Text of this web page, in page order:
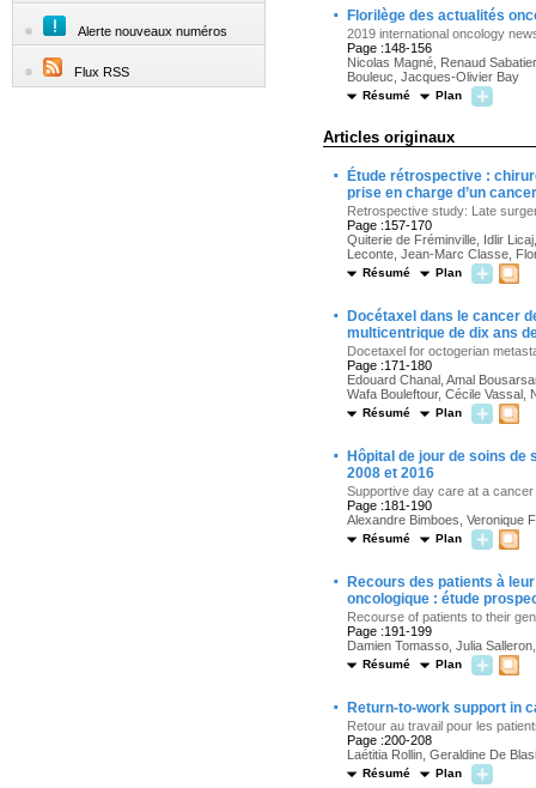
Alerte nouveaux numéros
Flux RSS
· Florilège des actualités
2019 international oncology
Page :148-156
Nicolas Magné, Renaud
Bouleuc, Jacques-Olivier Bay
Résumé Plan
Articles originaux
·
Étude rétrospective :
prise en charge d’un
Retrospective study: Late
Page :157-170
Quiterie de Fréminville, Idlir
Leconte, Jean-Marc Classe,
Résumé Plan
·
Docétaxel dans le cancer
multicentrique de dix ans
Docetaxel for octogerian
Page :171-180
Edouard Chanal, Amal
Wafa Bouleftour, Cécile Vassal,
Résumé Plan
·
Hôpital de jour de soins de
2008 et 2016
Supportive day care at a
Page :181-190
Alexandre Bimboes, Veronique
Résumé Plan
·
Recours des patients à
oncologique : étude
Recourse of patients to their
Page :191-199
Damien Tomasso, Julia
Résumé Plan
· Return-to-work support in
Retour au travail pour les
Page :200-208
Laétitia Rollin, Geraldine De
Résumé Plan